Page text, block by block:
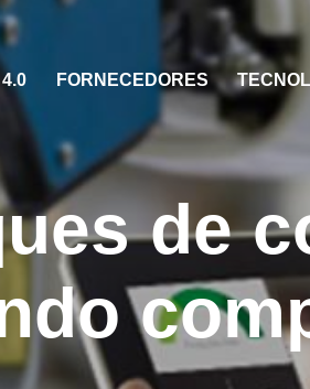
FORNECEDORES
de